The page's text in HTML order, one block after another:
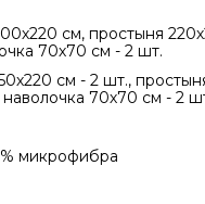
см, простыня
70х70 см - 2 шт.
см - 2 шт.,
70х70 см - 2
микрофибра